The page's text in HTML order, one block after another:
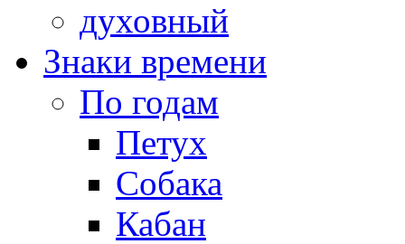
духовный
Знаки времени
По годам
Петух
Собака
Кабан